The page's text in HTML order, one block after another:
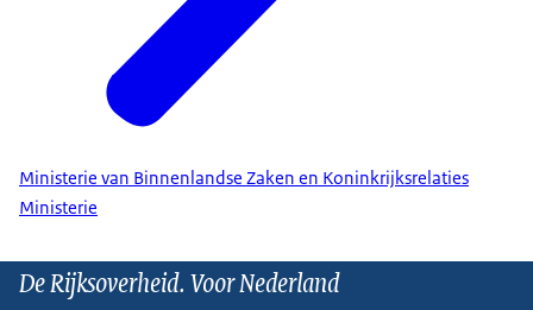
Ministerie van Binnenlandse Zaken en Koninkrijksrelaties
Ministerie
De Rijksoverheid. Voor Nederland